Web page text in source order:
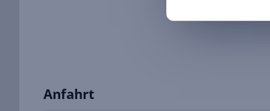
Anfahrt